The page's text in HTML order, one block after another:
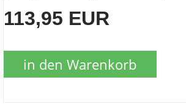
113,95 EUR
in den Warenkorb